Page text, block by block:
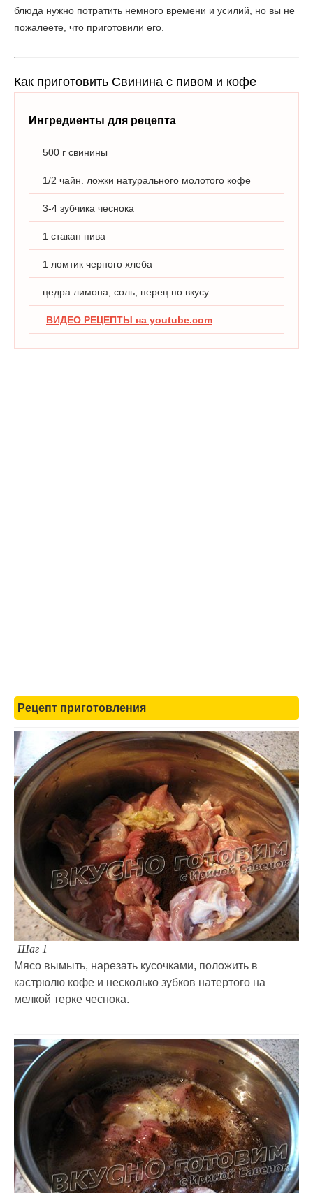
блюда нужно потратить немного времени и усилий, но вы не
пожалеете, что приготовили его.
Как приготовить Свинина с пивом и кофе
Ингредиенты для рецепта
500 г свинины
1/2 чайн. ложки натурального молотого кофе
3-4 зубчика чеснока
1 стакан пива
1 ломтик черного хлеба
цедра лимона, соль, перец по вкусу.
ВИДЕО РЕЦЕПТЫ на youtube.com
Рецепт приготовления
Шаг 1
Мясо вымыть, нарезать кусочками, положить в
кастрюлю кофе и несколько зубков натертого на
мелкой терке чеснока.